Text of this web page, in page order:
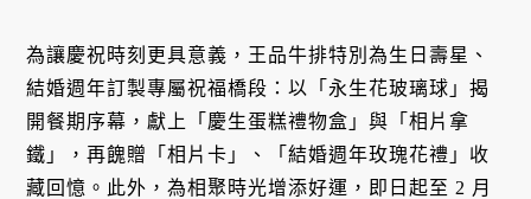
為讓慶祝時刻更具意義，王品牛排特別為生日壽星、
結婚週年訂製專屬祝福橋段：以「永生花玻璃球」揭
開餐期序幕，獻上「慶生蛋糕禮物盒」與「相片拿
鐵」，再餽贈「相片卡」、「結婚週年玫瑰花禮」收
藏回憶。此外，為相聚時光增添好運，即日起至 2 月